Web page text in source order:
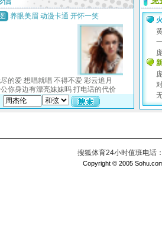
搜狐体育24小时值班电话
Copyright © 2005